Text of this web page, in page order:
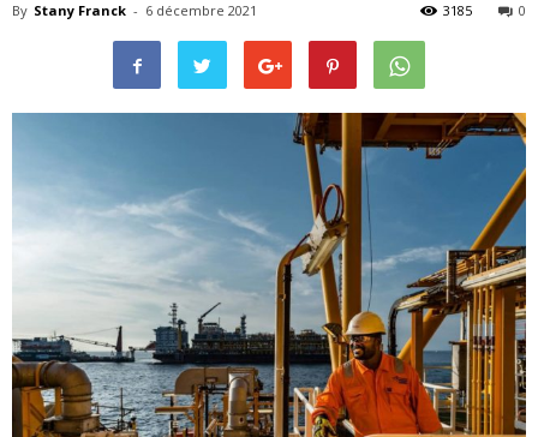
By Stany Franck - 6 décembre 2021 0
3185